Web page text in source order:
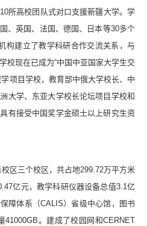
所高校团队式对口支援新疆大学。学
、英国、法国、德国、日本等30多个
构建立了教学科研合作交流关系，与
校现在已成为“中国中亚国家大学生交
项目学校，教育部中俄大学校长、中
大学、东亚大学校长论坛项目学校和
有接受中国奖学金硕士以上研究生资
区三个校区，共占地299.72万平方米
亿元，教学科研仪器设备总值3.1亿
障体系（CALIS）省级中心馆，图书
41000GB。建成了校园网和CERNET